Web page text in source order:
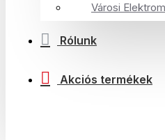
Városi
Rólunk
Akciós termékek